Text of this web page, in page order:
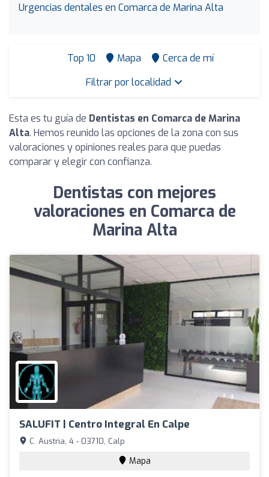
Urgencias dentales en Comarca de Marina Alta
Top 10 Mapa
Cerca de mí
Filtrar por localidad
Esta es tu guía de Dentistas en Comarca de Marina
Alta. Hemos reunido las opciones de la zona con sus
valoraciones y opiniones reales para que puedas
comparar y elegir con confianza.
Dentistas con mejores
valoraciones en Comarca de
Marina Alta
SALUFIT | Centro Integral En Calpe
C. Austria, 4 - 03710, Calp
Mapa